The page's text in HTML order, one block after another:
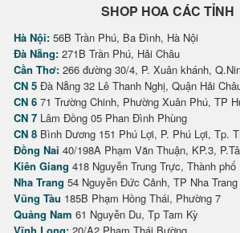
SHOP HOA CÁC TỈNH
Hà Nội: 56B Trần Phú, Ba Đình, Hà Nội
Đà Nẵng: 271B Trần Phú, Hải Châu
Cần Thơ: 266 đường 30/4, P. Xuân khánh,
CN 5 Đà Nẵng 32 Lê Thanh Nghị, Quận Hải
CN 6 71 Trường Chinh, Phường Xuân Phú, TP
CN 7 Lâm Đồng 05 Phan Đình Phùng
CN 8 Bình Dương 151 Phú Lợi, P. Phú Lợi, Tp.
Đồng Nai 40/198A Phạm Văn Thuận, KP.3,
Kiên Giang 418 Nguyễn Trung Trực, Thành phố
Nha Trang 54 Nguyễn Đức Cảnh, TP Nha Trang
Vũng Tàu 185B Phạm Hồng Thái, Phường 7
Quảng Nam 61 Nguyễn Du, Tp Tam Kỳ